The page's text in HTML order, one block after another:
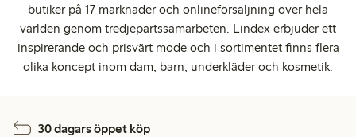
butiker på 17 marknader och onlineförsäljning över hela
världen genom tredjepartssamarbeten. Lindex erbjuder ett
inspirerande och prisvärt mode och i sortimentet finns flera
olika koncept inom dam, barn, underkläder och kosmetik.
30 dagars öppet köp